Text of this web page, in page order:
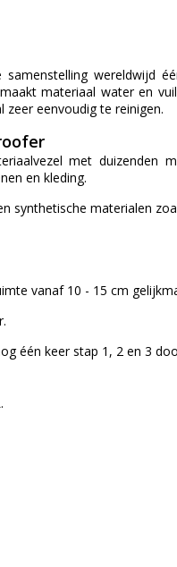
wereldwijd
materiaal water en
eenvoudig te reinigen.
met duizenden
en kleding.
synthetische materialen
vanaf 10 - 15 cm
één keer stap 1, 2 en 3